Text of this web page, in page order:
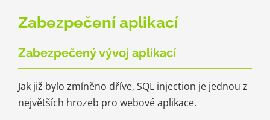
Zabezpečení aplikací
Zabezpečený vývoj aplikací
Jak již bylo zmíněno dříve, SQL injection je jednou z
největších hrozeb pro webové aplikace.